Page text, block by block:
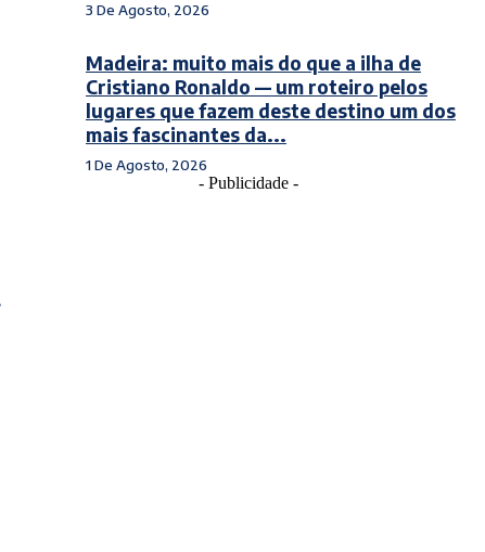
3 De Agosto, 2026
Madeira: muito mais do que a ilha de
Cristiano Ronaldo — um roteiro pelos
lugares que fazem deste destino um dos
mais fascinantes da...
1 De Agosto, 2026
- Publicidade -